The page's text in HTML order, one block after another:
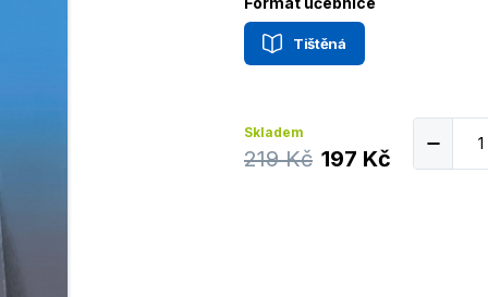
Tištěná
Skladem
219 Kč 197 Kč